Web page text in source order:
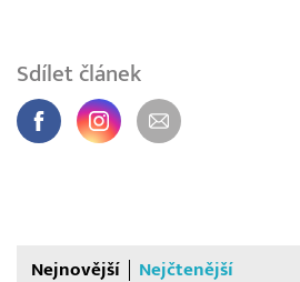
Sdílet článek
Nejnovější Nejčtenější